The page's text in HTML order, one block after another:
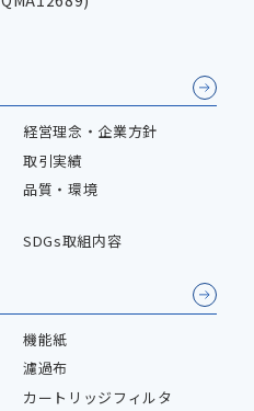
経営理念・企業方針
取引実績
品質・環境
SDGs取組内容
機能紙
濾過布
カートリッジフィルタ